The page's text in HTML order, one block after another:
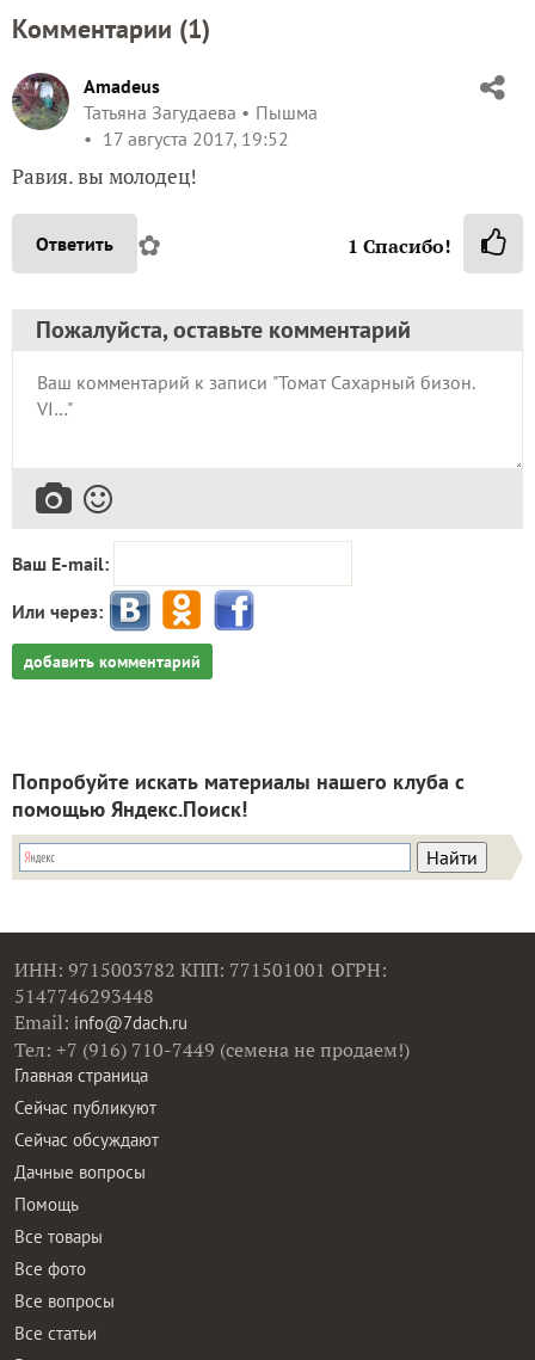
Комментарии (1)
Amadeus
Татьяна Загудаева
Пышма
17 августа 2017, 19:52
Равия. вы молодец!
Ответить ✿ 1 Спасибо!
Пожалуйста, оставьте комментарий
Ваш E-mail:
Или через:
добавить комментарий
Попробуйте искать материалы нашего клуба с
помощью Яндекс.Поиск!
ИНН: 9715003782 КПП: 771501001 ОГРН:
5147746293448
Email: info@7dach.ru
Тел: +7 (916) 710-7449 (семена не продаем!)
Главная страница
Сейчас публикуют
Сейчас обсуждают
Дачные вопросы
Помощь
Все товары
Все фото
Все вопросы
Все статьи